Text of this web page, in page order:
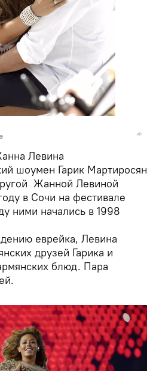
Левина
шоумен Гарик Мартиросян
Жанной Левиной
в Сочи на фестивале
ними начались в 1998
еврейка, Левина
друзей Гарика и
блюд. Пара